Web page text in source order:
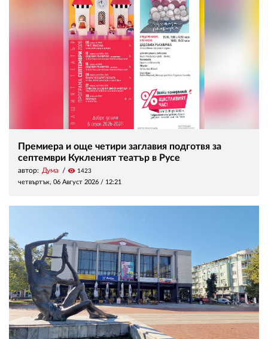
Премиера и още четири заглавия подготвя за
септември Кукленият театър в Русе
автор: Дума visibility 1423
четвъртък, 06 Август 2026 / 12:21